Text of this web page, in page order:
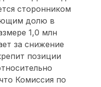
сторонником
долю в
1,0 млн
за снижение
позиции
Комиссия по